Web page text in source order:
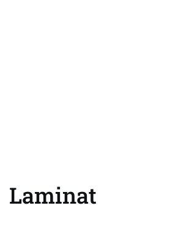
Laminat